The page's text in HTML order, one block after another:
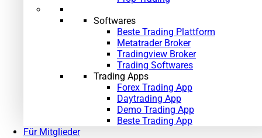
Softwares
Beste Trading Plattform
Metatrader Broker
Tradingview Broker
Trading Softwares
Trading Apps
Forex Trading App
Daytrading App
Demo Trading App
Beste Trading App
Für Mitglieder